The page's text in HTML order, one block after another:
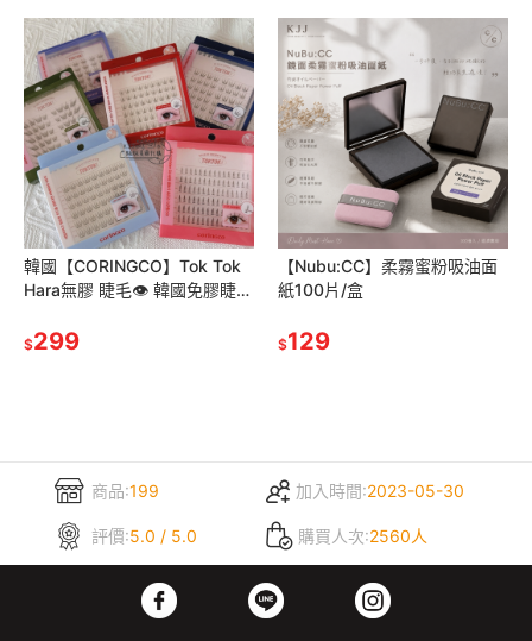
韓國【CORINGCO】Tok Tok
Hara無膠 睫毛👁️ 韓國免膠睫毛
$299
【Nubu:CC】柔霧蜜粉吸油面
紙100片/盒
$129
商品:199 加入時間:2023-05-30
評價:5.0 / 5.0 購買人次:2560人